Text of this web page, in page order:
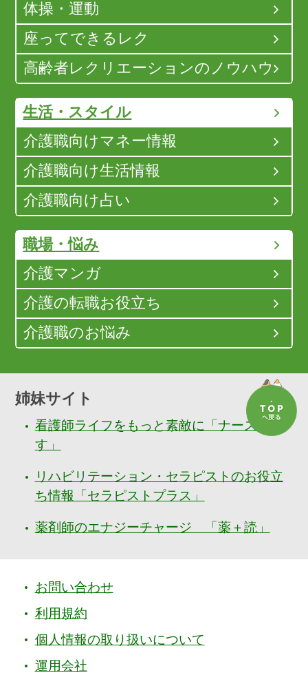
体操・運動
座ってできるレク
高齢者レクリエーションのノウハウ
生活・スタイル
介護職向けマネー情報
介護職向け生活情報
介護職向け占い
職場・悩み
介護マンガ
介護の転職お役立ち
介護職のお悩み
姉妹サイト
看護師ライフをもっと素敵に「ナースぷら
す」
リハビリテーション・セラピストのお役立
ち情報「セラピストプラス」
薬剤師のエナジーチャージ 「薬＋読」
お問い合わせ
利用規約
個人情報の取り扱いについて
運用会社